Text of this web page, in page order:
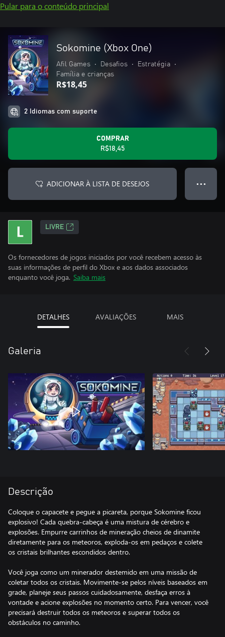
Pular para o conteúdo principal
Sokomine (Xbox One)
Afil Games • Desafios • Estratégia
•
Família e crianças
R$18,45
2 Idiomas com suporte
COMPRAR
R$18,45
ADICIONAR À LISTA DE DESEJOS ● ● ●
LIVRE
Os fornecedores de jogos iniciados por você recebem acesso às
suas informações de perfil do Xbox e aos dados associados
enquanto você joga. Saiba mais
DETALHES AVALIAÇÕES MAIS
Galeria
Descrição
Coloque o capacete e pegue a picareta, porque Sokomine ficou
explosivo! Cada quebra-cabeça é uma mistura de cérebro e
explosões. Empurre carrinhos de mineração cheios de dinamite
diretamente para os meteoros, exploda-os em pedaços e colete
os cristais brilhantes escondidos dentro.
Você joga como um minerador destemido em uma missão de
coletar todos os cristais. Movimente-se pelos níveis baseados em
grade, planeje seus passos cuidadosamente, desfaça erros à
vontade e acione explosões no momento certo. Para vencer, você
precisará destruir todos os meteoros e superar todos os
obstáculos no caminho.